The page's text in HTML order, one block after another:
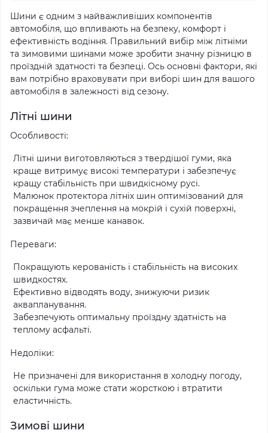
Шини є одним з найважливіших компонентів
автомобіля, що впливають на безпеку, комфорт і
ефективність водіння. Правильний вибір між літніми
та зимовими шинами може зробити значну різницю в
проїздній здатності та безпеці. Ось основні фактори, які
вам потрібно враховувати при виборі шин для вашого
автомобіля в залежності від сезону.
Літні шини
Особливості:
Літні шини виготовляються з твердішої гуми, яка
краще витримує високі температури і забезпечує
кращу стабільність при швидкісному русі.
Малюнок протектора літніх шин оптимізований для
покращення зчеплення на мокрій і сухій поверхні,
зазвичай має менше канавок.
Переваги:
Покращують керованість і стабільність на високих
швидкостях.
Ефективно відводять воду, знижуючи ризик
аквапланування.
Забезпечують оптимальну проїздну здатність на
теплому асфальті.
Недоліки:
Не призначені для використання в холодну погоду,
оскільки гума може стати жорсткою і втратити
еластичність.
Зимові шини